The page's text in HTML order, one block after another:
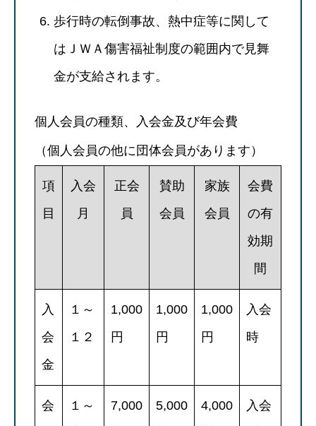
歩行時の転倒事故、熱中症等に関して
はＪＷＡ傷害福祉制度の範囲内で見舞
金が支給されます。
個人会員の種類、入会金及び年会費
（個人会員の他に団体会員があります）
項
目
入会
月
正会
員
賛助
会員
家族
会員
会費
の有
効期
間
入
会
金
１～
１２
1,000
円
1,000
円
1,000
円
入会
時
会
１～
7,000
5,000
4,000
入会